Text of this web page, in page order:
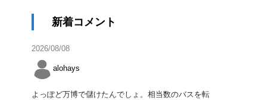
新着コメント
2026/08/08
alohays
よっぽど万博で儲けたんでしょ。相当数のバスを転